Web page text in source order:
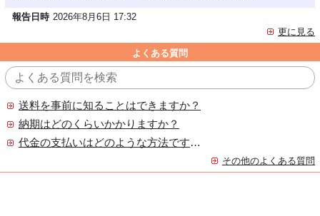
報告日時 2026年8月6日 17:32
更に見る
よくある質問
送料を事前に知ることはできますか？
納期はどのくらいかかりますか？
代金の支払いはどのような方法ですか？
その他のよくある質問